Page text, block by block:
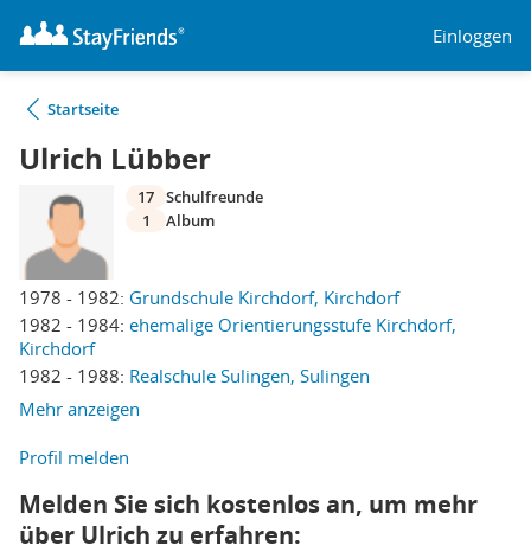
Einloggen
Startseite
Ulrich Lübber
1978 - 1982: Grundschule Kirchdorf, Kirchdorf
1982 - 1984: ehemalige Orientierungsstufe Kirchdorf,
Kirchdorf
1982 - 1988: Realschule Sulingen, Sulingen
Mehr anzeigen
17 Schulfreunde
1
Album
Profil melden
Melden Sie sich kostenlos an, um mehr
über Ulrich zu erfahren: